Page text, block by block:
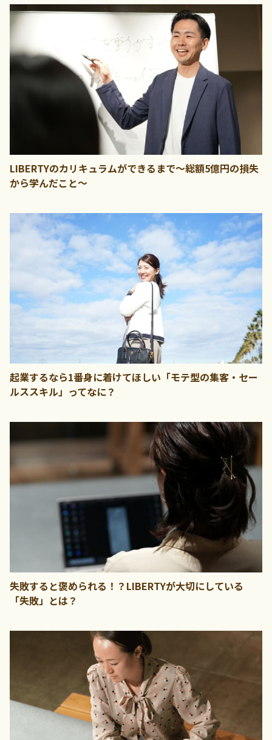
LIBERTYのカリキュラムができるまで～総額5億円の損失
から学んだこと～
起業するなら1番身に着けてほしい「モテ型の集客・セー
ルススキル」ってなに？
失敗すると褒められる！？LIBERTYが大切にしている
「失敗」とは？